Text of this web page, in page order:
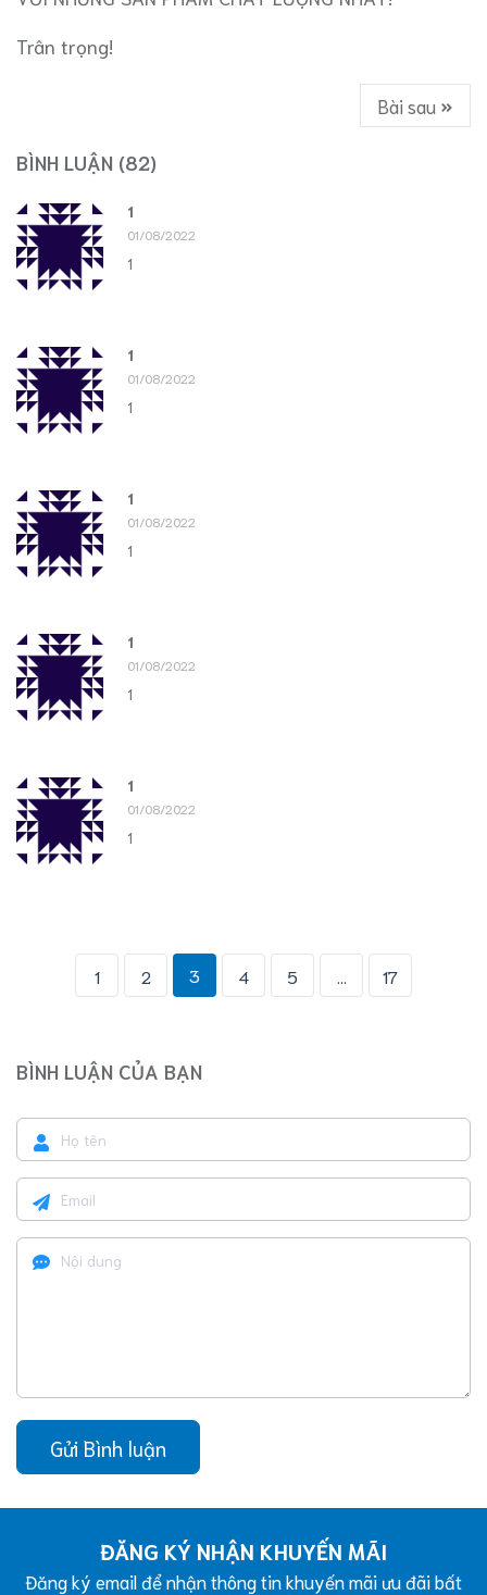
Trân trọng!
Bài sau
BÌNH LUẬN (82)
1
01/08/2022
1
1
01/08/2022
1
1
01/08/2022
1
1
01/08/2022
1
1
01/08/2022
1
1 2 3 4 5 17
BÌNH LUẬN CỦA BẠN
Gửi Bình luận
ĐĂNG KÝ NHẬN KHUYẾN MÃI
Đăng ký email để nhận thông tin khuyến mãi ưu đãi bất